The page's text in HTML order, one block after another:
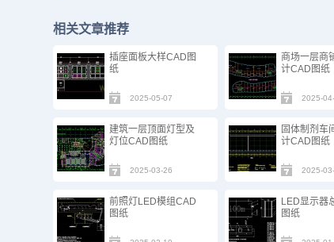
相关文章推荐
插座面板大样CAD图
纸
2025-05-07
商场一层商
计CAD图纸
2025-
建筑一层顶面灯型及
灯位CAD图纸
2025-03-26
固体制剂车
计CAD图纸
2025-
前照灯LED模组CAD
图纸
LED显示器
图纸